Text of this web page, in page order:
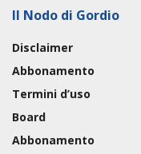
Il Nodo di Gordio
Disclaimer
Abbonamento
Termini d’uso
Board
Abbonamento